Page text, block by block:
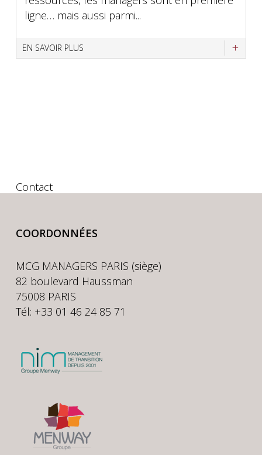
ligne… mais aussi parmi...
EN SAVOIR PLUS
Contact
COORDONNÉES
MCG MANAGERS PARIS (siège)
82 boulevard Haussman
75008 PARIS
Tél: +33 01 46 24 85 71